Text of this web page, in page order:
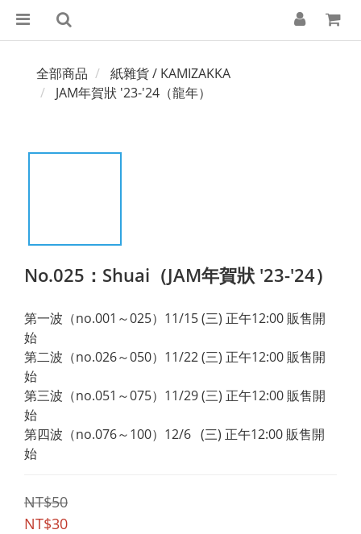
全部商品
紙雜貨 / KAMIZAKKA
JAM年賀狀 '23-'24（龍年）
No.025：Shuai（JAM年賀狀 '23-'24）
第一波（no.001～025）11/15 (三) 正午12:00 販售開
始
第二波（no.026～050）11/22 (三) 正午12:00 販售開
始
第三波（no.051～075）11/29 (三) 正午12:00 販售開
始
第四波（no.076～100）12/6   (三) 正午12:00 販售開
始
NT$50
NT$30